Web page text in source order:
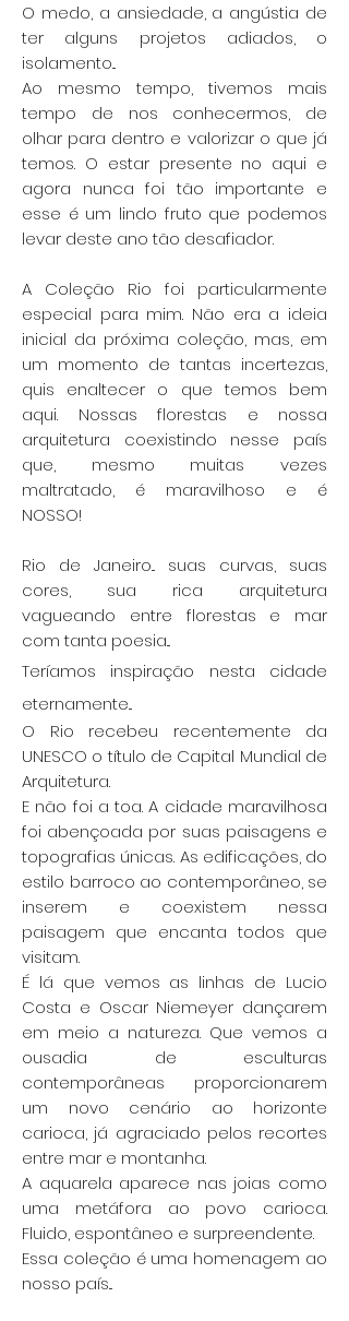
O medo, a ansiedade, a angústia de
ter alguns projetos adiados, o
isolamento...
Ao mesmo tempo, tivemos mais
tempo de nos conhecermos, de
olhar para dentro e valorizar o que já
temos. O estar presente no aqui e
agora nunca foi tão importante e
esse é um lindo fruto que podemos
levar deste ano tão desafiador.
A Coleção Rio foi particularmente
especial para mim. Não era a ideia
inicial da próxima coleção, mas, em
um momento de tantas incertezas,
quis enaltecer o que temos bem
aqui. Nossas florestas e nossa
arquitetura coexistindo nesse país
que, mesmo muitas vezes
maltratado, é maravilhoso e é
NOSSO!
Rio de Janeiro... suas curvas, suas
cores, sua rica arquitetura
vagueando entre florestas e mar
com tanta poesia...
Teríamos inspiração nesta cidade
eternamente...
O Rio recebeu recentemente da
UNESCO o título de Capital Mundial de
Arquitetura.
E não foi a toa. A cidade maravilhosa
foi abençoada por suas paisagens e
topografias únicas. As edificações, do
estilo barroco ao contemporâneo, se
inserem e coexistem nessa
paisagem que encanta todos que
visitam.
É lá que vemos as linhas de Lucio
Costa e Oscar Niemeyer dançarem
em meio a natureza. Que vemos a
ousadia de esculturas
contemporâneas proporcionarem
um novo cenário ao horizonte
carioca, já agraciado pelos recortes
entre mar e montanha.
A aquarela aparece nas joias como
uma metáfora ao povo carioca.
Fluido, espontâneo e surpreendente.
Essa coleção é uma homenagem ao
nosso país...